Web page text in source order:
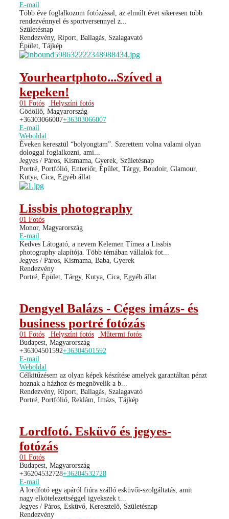
E-mail
Több éve foglalkozom fotózással, az elmúlt évet sikeresen több
rendezvénnyel és sportversennyel z...
Születésnap
Rendezvény, Riport, Ballagás, Szalagavató
Épület, Tájkép
Yourheartphoto...Szíved a
kepeken!
01 Fotós
Helyszíni fotós
Gödöllő, Magyarország
+36303066007+36303066007
E-mail
Weboldal
Éveken keresztül “bolyongtam”. Szerettem volna valami olyan
dologgal foglalkozni, ami...
Jegyes / Páros, Kismama, Gyerek, Születésnap
Portré, Portfólió, Enteriőr, Épület, Tárgy, Boudoir, Glamour,
Kutya, Cica, Egyéb állat
Lissbis photography
01 Fotós
Monor, Magyarország
E-mail
Kedves Látogató, a nevem Kelemen Tímea a Lissbis
photography alapítója. Több témában vállalok fot...
Jegyes / Páros, Kismama, Baba, Gyerek
Rendezvény
Portré, Épület, Tárgy, Kutya, Cica, Egyéb állat
Dengyel Balázs - Céges imázs- és
business portré fotózás
01 Fotós Helyszíni fotós
Műtermi fotós
Budapest, Magyarország
+36304501592+36304501592
E-mail
Weboldal
Célkitűzésem az olyan képek készítése amelyek garantáltan pénzt
hoznak a házhoz és megnövelik a b...
Rendezvény, Riport, Ballagás, Szalagavató
Portré, Portfólió, Reklám, Imázs, Tájkép
Lordfotó. Esküvő és jegyes-
fotózás
01 Fotós
Budapest, Magyarország
+36204532728+36204532728
E-mail
A lordfotó egy apáról fiúra szálló esküvői-szolgáltatás, amit
nagy elkötelezettséggel igyekszek t...
Jegyes / Páros, Esküvő, Keresztelő, Születésnap
Rendezvény